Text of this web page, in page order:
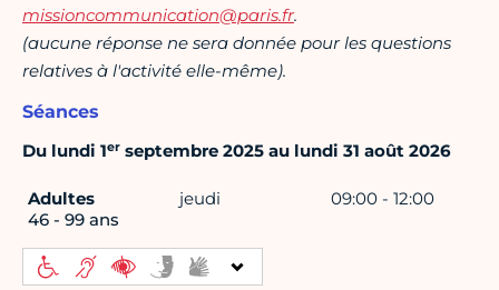
missioncommunication@paris.fr.
(aucune réponse ne sera donnée pour les questions
relatives à l'activité elle-même).
Séances
Du lundi 1er septembre 2025 au lundi 31 août 2026
Adultes
46 - 99 ans
jeudi 09:00 - 12:00